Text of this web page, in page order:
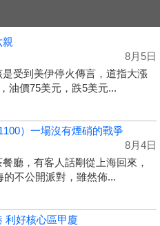
親
8月5日
受到美伊停火傳言，道指大漲
油價75美元，跌5美元...
）一場沒有煙硝的戰爭
8月4日
廳，有客人話剛從上海回來，
的不公開派對，雖然佈...
利好核心區甲廈